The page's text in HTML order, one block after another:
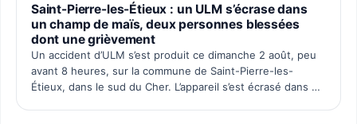
Saint-Pierre-les-Étieux : un ULM s’écrase dans
un champ de maïs, deux personnes blessées
dont une grièvement
Un accident d’ULM s’est produit ce dimanche 2 août, peu
avant 8 heures, sur la commune de Saint-Pierre-les-
Étieux, dans le sud du Cher. L’appareil s’est écrasé dans un